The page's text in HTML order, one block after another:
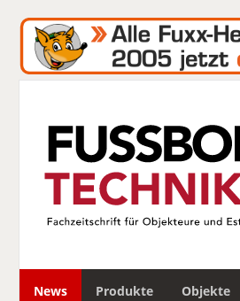
News Produkte Objekte